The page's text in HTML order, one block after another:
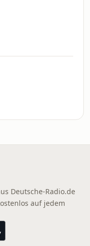
Deutsche-Radio.de
auf jedem